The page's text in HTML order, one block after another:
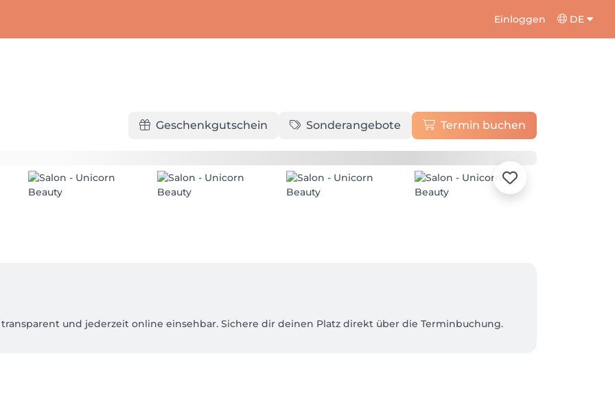
Einloggen DE
Geschenkgutschein Sonderangebote Termin buchen
und jederzeit online einsehbar. Sichere dir deinen Platz direkt über die Terminbuchung.